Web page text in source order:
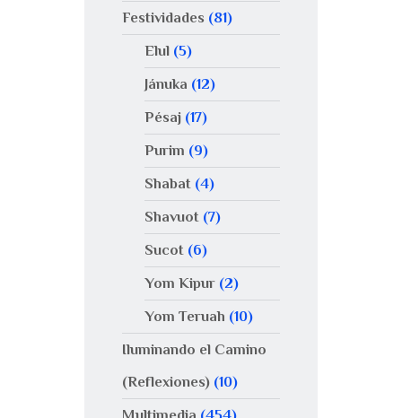
Festividades (81)
Elul(5)
Jánuka (12)
Pésaj(17)
Purim (9)
Shabat(4)
Shavuot(7)
Sucot(6)
Yom Kipur(2)
Yom Teruah (10)
Iluminando el Camino
(Reflexiones) (10)